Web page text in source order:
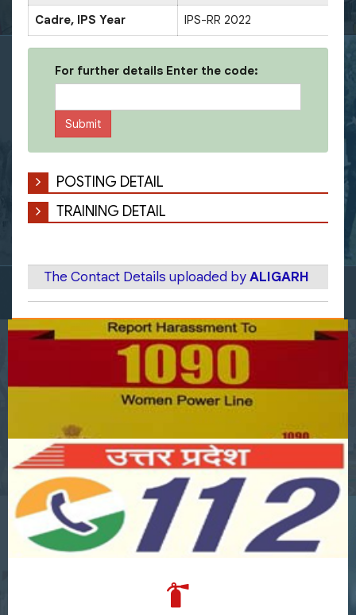
Cadre, IPS Year IPS-RR 2022
For further details Enter the code:
POSTING DETAIL
TRAINING DETAIL
The Contact Details uploaded byALIGARH